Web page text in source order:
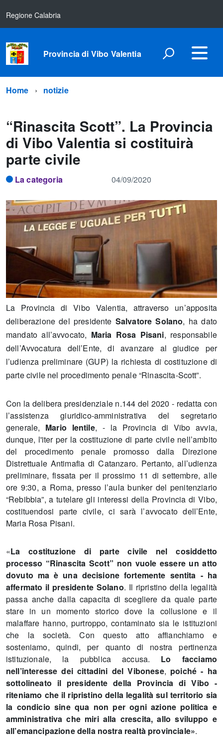
Regione Calabria
Provincia di Vibo Valentia
Home notizie
“Rinascita Scott”. La Provincia
di Vibo Valentia si costituirà
parte civile
La categoria 04/09/2020
La Provincia di Vibo Valentia, attraverso un’apposita
deliberazione del presidente Salvatore Solano, ha dato
mandato all’avvocato, Maria Rosa Pisani, responsabile
dell’Avvocatura dell’Ente, di avanzare al giudice per
l’udienza preliminare (GUP) la richiesta di costituzione di
parte civile nel procedimento penale “Rinascita-Scott”.
Con la delibera presidenziale n.144 del 2020 - redatta con
l’assistenza giuridico-amministrativa del segretario
generale, Mario Ientile, - la Provincia di Vibo avvia,
dunque, l'iter per la costituzione di parte civile nell’ambito
del procedimento penale promosso dalla Direzione
Distrettuale Antimafia di Catanzaro. Pertanto, all’udienza
preliminare, fissata per il prossimo 11 di settembre, alle
ore 9:30, a Roma, presso l’aula bunker del penitenziario
“Rebibbia”, a tutelare gli interessi della Provincia di Vibo,
costituendosi parte civile, ci sarà l’avvocato dell’Ente,
Maria Rosa Pisani.
«La costituzione di parte civile nel cosiddetto
processo “Rinascita Scott” non vuole essere un atto
dovuto ma è una decisione fortemente sentita - ha
affermato il presidente Solano. Il ripristino della legalità
passa anche dalla capacita di scegliere da quale parte
stare in un momento storico dove la collusione e il
malaffare hanno, purtroppo, contaminato sia le istituzioni
che la società. Con questo atto affianchiamo e
sosteniamo, quindi, per quanto di nostra pertinenza
istituzionale, la pubblica accusa. Lo facciamo
nell’interesse dei cittadini del Vibonese, poiché - ha
sottolineato il presidente della Provincia di Vibo -
riteniamo che il ripristino della legalità sul territorio sia
la condicio sine qua non per ogni azione politica e
amministrativa che miri alla crescita, allo sviluppo e
all’emancipazione della nostra realtà provinciale».